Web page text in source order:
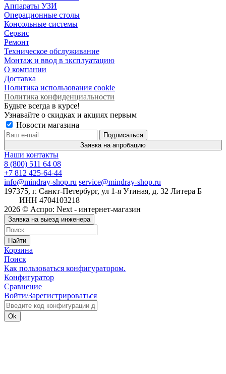
Аппараты УЗИ
Операционные столы
Консольные системы
Сервис
Ремонт
Техническое обслуживание
Монтаж и ввод в эксплуатацию
О компании
Доставка
Политика использования cookie
Политика конфиденциальности
Будьте всегда в курсе!
Узнавайте о скидках и акциях первым
Новости магазина
Заявка на апробацию
Наши контакты
8 (800) 511 64 08
+7 812 425-64-44
info@mindray-shop.ru service@mindray-shop.ru
197375, г. Санкт-Петербург, ул 1-я Утиная, д. 32 Литера Б
ИНН 4704103218
2026 © Аспро: Next - интернет-магазин
Заявка на выезд инженера
Найти
Корзина
Поиск
Как пользоваться конфигуратором.
Конфигуратор
Сравнение
Войти/Зарегистрироваться
Ok